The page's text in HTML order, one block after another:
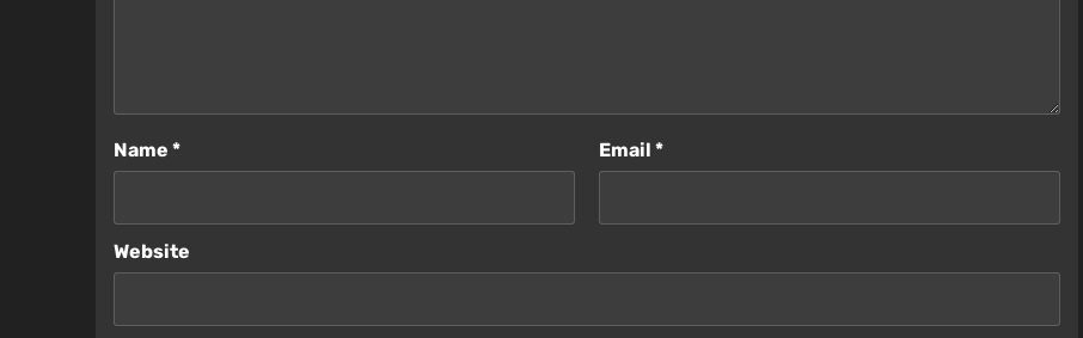
Name * Email *
Website